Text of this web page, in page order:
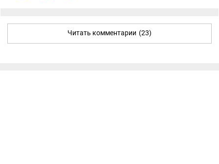
Читать комментарии (23)